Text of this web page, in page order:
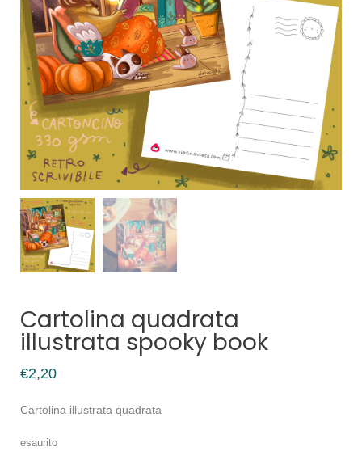
Cartolina quadrata
illustrata spooky book
€2,20
Cartolina illustrata quadrata
esaurito